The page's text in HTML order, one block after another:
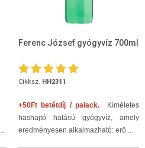
Ferenc József gyógyvíz 700ml
Cikksz. HH2311
+50Ft betétdíj / palack.
Kíméletes
hashajtó hatású gyógyvíz, amely
eredményesen alkalmazható: erő...